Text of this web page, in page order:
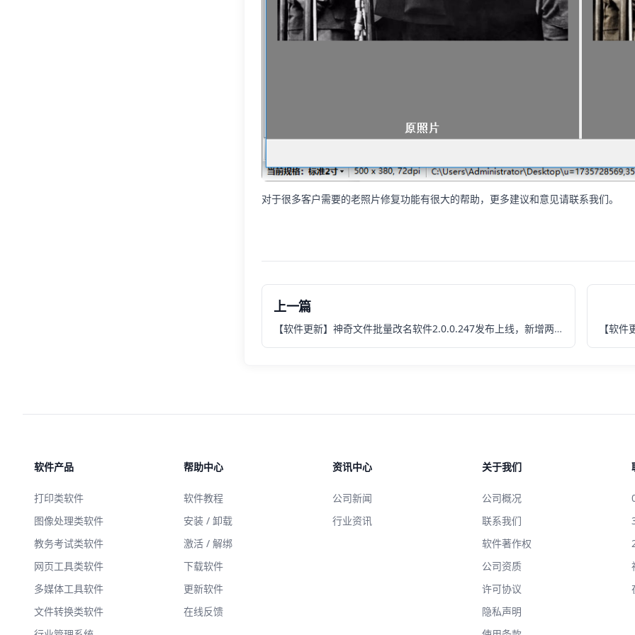
对于很多客户需要的老照片修复功能有很大的帮助，更多建议和意见请联系我们。
上一篇
【软件更新】神奇文件批量改名软件2.0.0.247发布上线，新增两项功能
软件产品
打印类软件
图像处理类软件
教务考试类软件
网页工具类软件
多媒体工具软件
文件转换类软件
帮助中心
软件教程
安装 / 卸载
激活 / 解绑
下载软件
更新软件
在线反馈
资讯中心
公司新闻
行业资讯
关于我们
公司概况
联系我们
软件著作权
公司资质
许可协议
隐私声明